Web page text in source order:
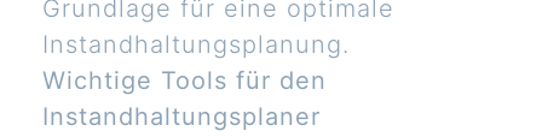
Grundlage für eine optimale
Instandhaltungsplanung.
Wichtige Tools für den
Instandhaltungsplaner